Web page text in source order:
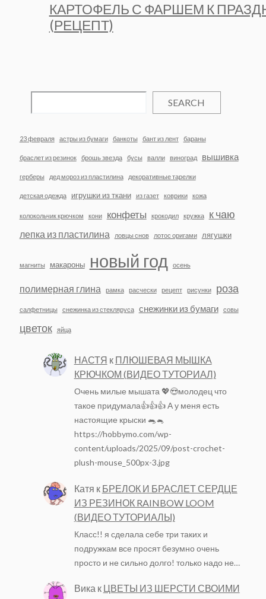
КАРТОФЕЛЬ С ФАРШЕМ К
(РЕЦЕПТ)
SEARCH
23 февраля астры из бумаги банкоты бант из лент бараны
браслет из резинок брошь звезда бусы валли виноград вышивка
герберы дед мороз из пластилина декоративные тарелки
детская одежда игрушки из ткани из газет коврики кожа
колокольчик крючком кони конфеты крокодил кружка к чаю
лепка из пластилина ловцы снов лотос оригами лягушки
магниты макароны новый год осень
полимерная глина рамка расчески рецепт рисунки роза
салфетницы снежинка из стекляруса снежинки из бумаги совы
цветок яйца
НАСТЯ к ПЛЮШЕВАЯ МЫШКА
КРЮЧКОМ (ВИДЕО ТУТОРИАЛ)
Очень милые мышата 💖😍молодец что
такое придумала👍👍👍 А у меня есть
настоящие крыски 🐀🐁
https://hobbymo.com/wp-
content/uploads/2025/09/post-crochet-
plush-mouse_500px-3.jpg
Катя к БРЕЛОК И БРАСЛЕТ СЕРДЦЕ
ИЗ РЕЗИНОК RAINBOW LOOM
(ВИДЕО ТУТОРИАЛЫ)
Класс!! я сделала себе три таких и
подружкам все просят безумно очень
просто и не сильно долго! только надо не…
Вика к ЦВЕТЫ ИЗ ШЕРСТИ СВОИМИ